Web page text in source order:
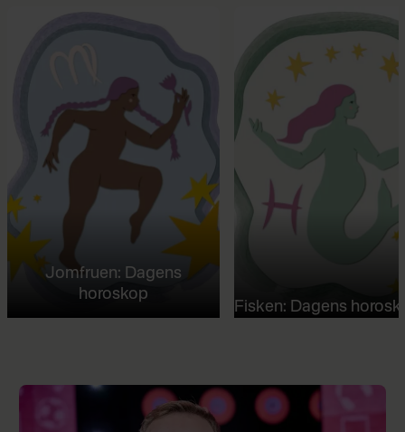
Jomfruen: Dagens
horoskop
Fisken: Dagens